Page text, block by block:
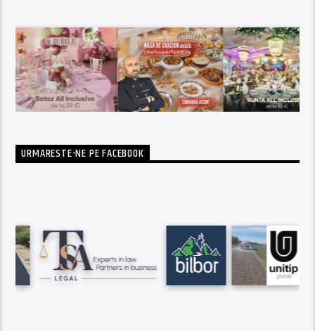
URMARESTE-NE PE FACEBOOK